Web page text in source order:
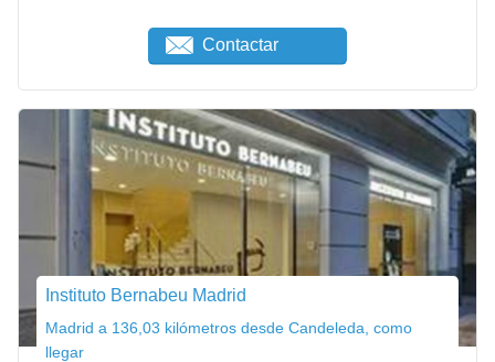
Contactar
Instituto Bernabeu Madrid
Madrid a 136,03 kilómetros desde Candeleda, como
llegar